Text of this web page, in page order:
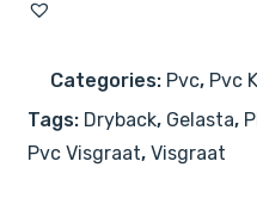
5105
Oak
Brown
aantal
Categories: Pvc, Pvc
Tags: Dryback, Gelasta,
Pvc Visgraat, Visgraat